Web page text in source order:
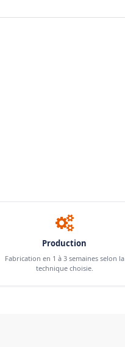
Production
Fabrication en 1 à 3 semaines selon la
technique choisie.